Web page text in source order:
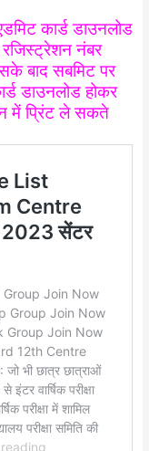
कार्ड डाउनलोड
नंबर
बाद सबमिट पर
डाउनलोड होकर
में प्रिंट ले सकते